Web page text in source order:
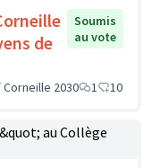
de
Soumis
au vote
2030 1 10